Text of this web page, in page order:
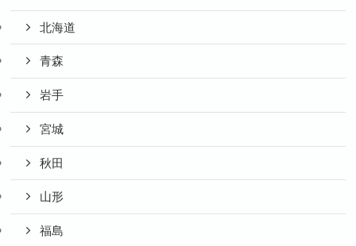
北海道
青森
岩手
宮城
秋田
山形
福島